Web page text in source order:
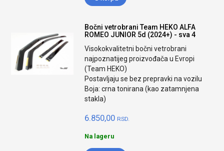
Bočni vetrobrani Team HEKO ALFA
ROMEO JUNIOR 5d (2024+) - sva 4
Visokokvalitetni bočni vetrobrani
najpoznatijeg proizvođača u Evropi
(Team HEKO)
Postavljaju se bez prepravki na vozilu
Boja: crna tonirana (kao zatamnjena
stakla)
6.850,00 RSD.
Na lageru